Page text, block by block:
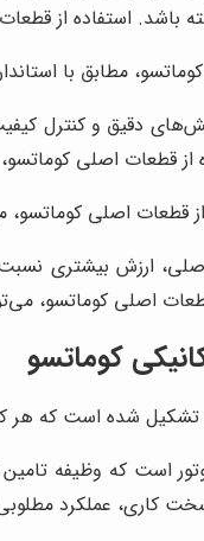
باشد. استفاده
مطابق با
دقیق و کنترل کیفیت
از قطعات اصلی
قطعات اصلی
ارزش بیشتری
اصلی کوماتسو،
کوماتسو
شده است که هر
است که وظیفه تامین
سخت کاری، عملکرد